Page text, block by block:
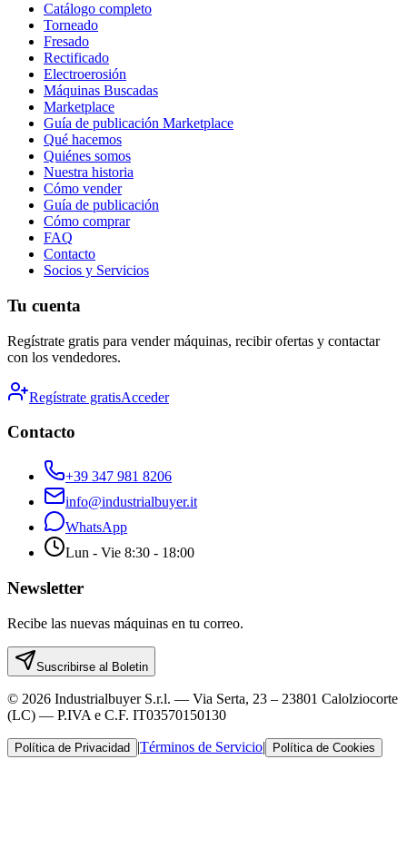
Catálogo completo
Torneado
Fresado
Rectificado
Electroerosión
Máquinas Buscadas
Marketplace
Guía de publicación Marketplace
Qué hacemos
Quiénes somos
Nuestra historia
Cómo vender
Guía de publicación
Cómo comprar
FAQ
Contacto
Socios y Servicios
Tu cuenta
Regístrate gratis para vender máquinas, recibir ofertas y contactar
con los vendedores.
Regístrate gratisAcceder
Contacto
+39 347 981 8206
info@industrialbuyer.it
WhatsApp
Lun - Vie 8:30 - 18:00
Newsletter
Recibe las nuevas máquinas en tu correo.
Suscribirse al Boletin
© 2026 Industrialbuyer S.r.l. — Via Serta, 23 – 23801 Calolziocorte
(LC) — P.IVA e C.F. IT03570150130
Política de Privacidad |Términos de Servicio| Política de Cookies